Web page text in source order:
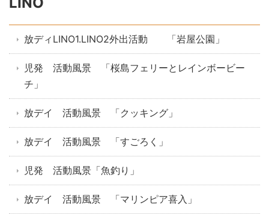
放ディLINO1.LINO2外出活動 「岩屋公園」
児発 活動風景 「桜島フェリーとレインボービー
チ」
放デイ 活動風景 「クッキング」
放デイ 活動風景 「すごろく」
児発 活動風景「魚釣り」
放デイ 活動風景 「マリンピア喜入」